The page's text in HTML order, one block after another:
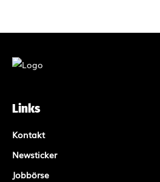
Links
Kontakt
Newsticker
Jobbörse